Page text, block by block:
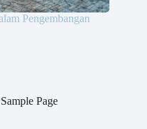
Pengembangan
Sample Page